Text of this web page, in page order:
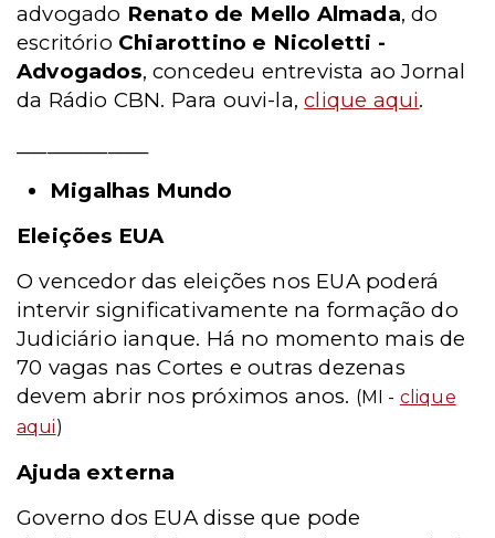
advogado Renato de Mello Almada, do
escritório Chiarottino e Nicoletti -
Advogados, concedeu entrevista ao Jornal
da Rádio CBN. Para ouvi-la,clique aqui.
Migalhas Mundo
Eleições EUA
O vencedor das eleições nos EUA poderá
intervir significativamente na formação do
Judiciário ianque. Há no momento mais de
70 vagas nas Cortes e outras dezenas
devem abrir nos próximos anos. (MI - clique
aqui)
Ajuda externa
Governo dos EUA disse que pode